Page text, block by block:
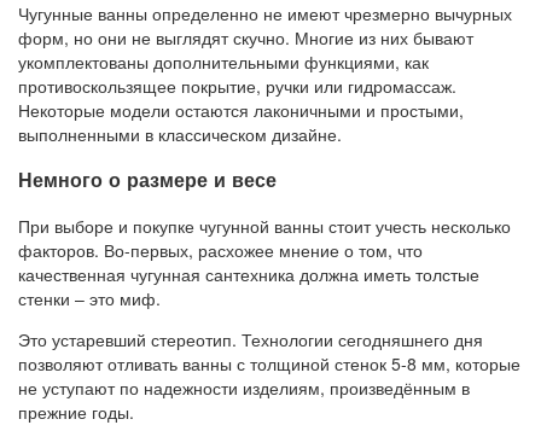
Чугунные ванны определенно не имеют чрезмерно вычурных
форм, но они не выглядят скучно. Многие из них бывают
укомплектованы дополнительными функциями, как
противоскользящее покрытие, ручки или гидромассаж.
Некоторые модели остаются лаконичными и простыми,
выполненными в классическом дизайне.
Немного о размере и весе
При выборе и покупке чугунной ванны стоит учесть несколько
факторов. Во-первых, расхожее мнение о том, что
качественная чугунная сантехника должна иметь толстые
стенки – это миф.
Это устаревший стереотип. Технологии сегодняшнего дня
позволяют отливать ванны с толщиной стенок 5-8 мм, которые
не уступают по надежности изделиям, произведённым в
прежние годы.